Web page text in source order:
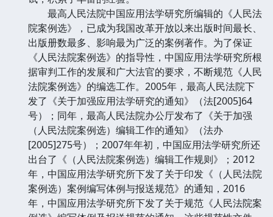
最高人民法院中国应用法学研究所编辑的《人民法
院案例选》，已成为我国改革开放以来出版时间最长、
出版册数最多、影响最为广泛的案例著作。为了保证
《人民法院案例选》的指导性，中国应用法学研究所根
据审判工作的发展和广大法官的要求，不断规范《人民
法院案例选》的编选工作。2005年，最高人民法院下
发了《关于加强应用法学研究的通知》（法[2005]64
号）；同年，最高人民法院办公厅发布了《关于加强
（人民法院案例选）编辑工作的通知》（法办
[2005]275号）；2007年年初，中国应用法学研究所还
出台了《（人民法院案例选）编辑工作规则》；2012
年，中国应用法学研究所下发了关于印发《（人民法院
案例选）案例编写体例与报送规范》的通知，2016
年，中国应用法学研究所下发了关于规范《人民法院案